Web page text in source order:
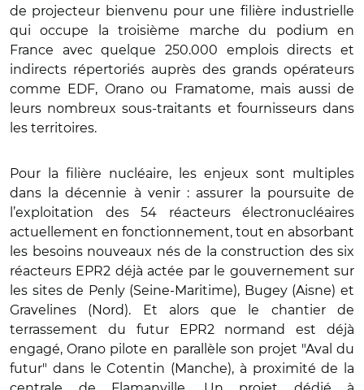
de projecteur bienvenu pour une filière industrielle
qui occupe la troisième marche du podium en
France avec quelque 250.000 emplois directs et
indirects répertoriés auprès des grands opérateurs
comme EDF, Orano ou Framatome, mais aussi de
leurs nombreux sous-traitants et fournisseurs dans
les territoires.
Pour la filière nucléaire, les enjeux sont multiples
dans la décennie à venir : assurer la poursuite de
l’exploitation des 54 réacteurs électronucléaires
actuellement en fonctionnement, tout en absorbant
les besoins nouveaux nés de la construction des six
réacteurs EPR2 déjà actée par le gouvernement sur
les sites de Penly (Seine-Maritime), Bugey (Aisne) et
Gravelines (Nord). Et alors que le chantier de
terrassement du futur EPR2 normand est déjà
engagé, Orano pilote en parallèle son projet "Aval du
futur" dans le Cotentin (Manche), à proximité de la